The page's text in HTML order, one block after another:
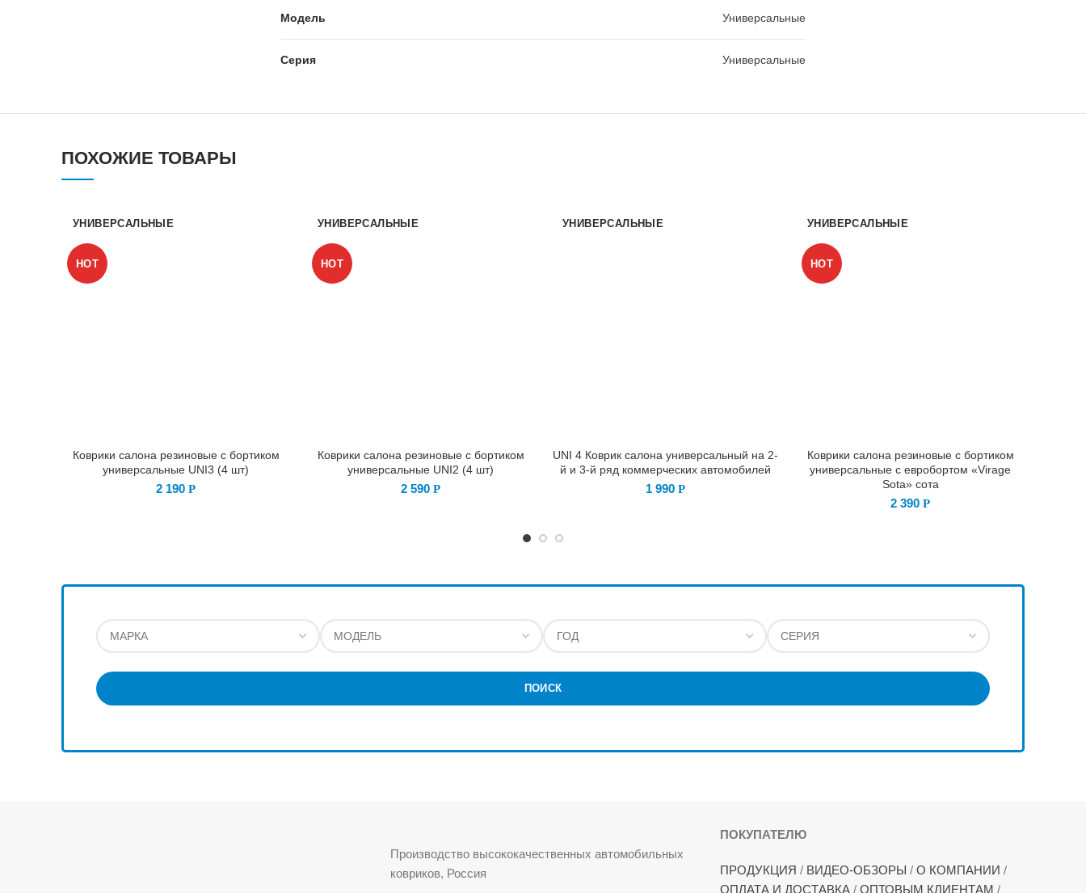
Модель Универсальные
Серия Универсальные
ПОХОЖИЕ ТОВАРЫ
HOT
УНИВЕРСАЛЬНЫЕ
Коврики салона резиновые с бортиком
универсальные UNI3 (4 шт)
2 190 Р
HOT
УНИВЕРСАЛЬНЫЕ
Коврики салона резиновые с бортиком
универсальные UNI2 (4 шт)
2 590 Р
УНИВЕРСАЛЬНЫЕ
UNI 4 Коврик салона универсальный на 2-
й и 3-й ряд коммерческих автомобилей
1 990 Р
HOT
УНИВЕРСАЛЬНЫЕ
Коврики салона резиновые с бортиком
универсальные с евробортом «Virage
Sota» сота
2 390 Р
ПОИСК
Производство высококачественных автомобильных
ковриков, Россия
ПОКУПАТЕЛЮ
ПРОДУКЦИЯ / ВИДЕО-ОБЗОРЫ / О КОМПАНИИ /
ОПЛАТА И ДОСТАВКА/ ОПТОВЫМ КЛИЕНТАМ /